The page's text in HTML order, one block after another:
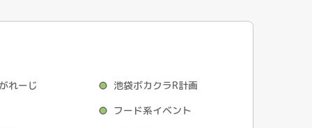
れーじ
池袋ボカクラR計画
フード系イベント